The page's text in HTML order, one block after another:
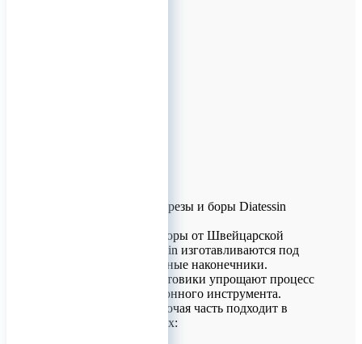
Твердосплавные фрезы и боры Diatessin
Твердосплавные боры от Швейцарской
компании Dia-Tessin изготавливаются под
угловые, и турбинные наконечники.
Стандартные хвостовики упрощают процесс
установки ротационного инструмента.
Шарообразная рабочая часть подходит в
следующих случаях: